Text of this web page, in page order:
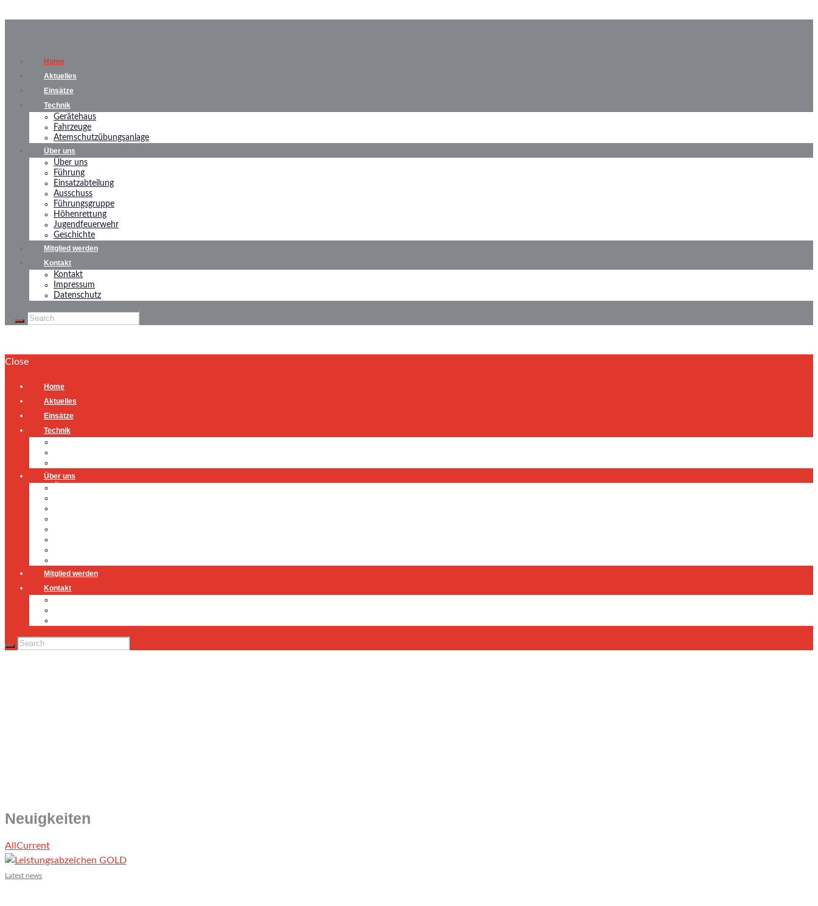
Home
Aktuelles
Einsätze
Technik
Gerätehaus
Fahrzeuge
Atemschutzübungsanlage
Über uns
Über uns
Führung
Einsatzabteilung
Ausschuss
Führungsgruppe
Höhenrettung
Jugendfeuerwehr
Geschichte
Mitglied werden
Kontakt
Kontakt
Impressum
Datenschutz
Close
Home
Aktuelles
Einsätze
Technik
Über uns
Mitglied werden
Kontakt
Neuigkeiten
All Current
Latest news